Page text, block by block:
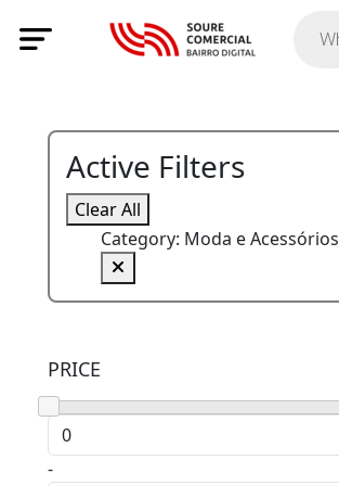
Active Filters
Clear All
Category: Moda e Acessórios
PRICE
-